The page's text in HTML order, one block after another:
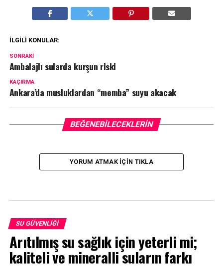
İLGILI KONULAR:
SONRAKI
Ambalajlı sularda kurşun riski
KAÇIRMA
Ankara’da musluklardan “memba” suyu akacak
BEĞENEBILECEKLERIN
YORUM ATMAK IÇIN TIKLA
SU GÜVENLIĞI
Arıtılmış su sağlık için yeterli mi;
kaliteli ve mineralli suların farkı